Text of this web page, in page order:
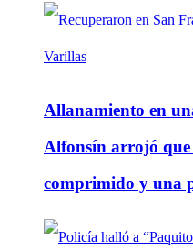
Allanamiento en
Alfonsín arrojó
comprimido y una